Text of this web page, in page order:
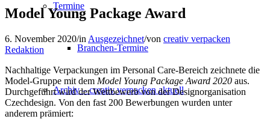
Termine
Branchen-Termine
Archiv – creativ verpacken aktuell
Model Young Package Award
6. November 2020/in Ausgezeichnet/von creativ verpacken
Redaktion
Nachhaltige Verpackungen im Personal Care-Bereich zeichnete die
Model-Gruppe mit dem Model Young Package Award 2020 aus.
Durchgeführt wird der Wettbewerb von der Designorganisation
Czechdesign. Von den fast 200 Bewerbungen wurden unter
anderem prämiert: